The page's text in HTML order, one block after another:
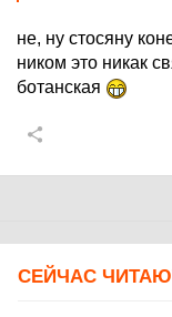
не, ну стосяну
ником это никак
ботанская
СЕЙЧАС